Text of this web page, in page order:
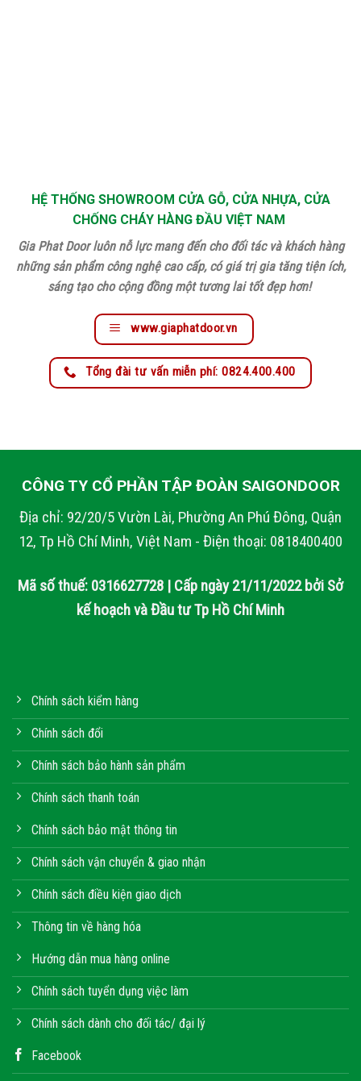
HỆ THỐNG SHOWROOM CỬA GỖ, CỬA NHỰA, CỬA
CHỐNG CHÁY HÀNG ĐẦU VIỆT NAM
Gia Phat Door luôn nỗ lực mang đến cho đối tác và khách hàng
những sản phẩm công nghệ cao cấp, có giá trị gia tăng tiện ích,
sáng tạo cho cộng đồng một tương lai tốt đẹp hơn!
www.giaphatdoor.vn
Tổng đài tư vấn miễn phí: 0824.400.400
CÔNG TY CỔ PHẦN TẬP ĐOÀN SAIGONDOOR
Địa chỉ: 92/20/5 Vườn Lài, Phường An Phú Đông, Quận
12, Tp Hồ Chí Minh, Việt Nam - Điện thoại: 0818400400
Mã số thuế: 0316627728 | Cấp ngày 21/11/2022 bởi Sở
kế hoạch và Đầu tư Tp Hồ Chí Minh
Chính sách kiểm hàng
Chính sách đổi
Chính sách bảo hành sản phẩm
Chính sách thanh toán
Chính sách bảo mật thông tin
Chính sách vận chuyển & giao nhận
Chính sách điều kiện giao dịch
Thông tin về hàng hóa
Hướng dẫn mua hàng online
Chính sách tuyển dụng việc làm
Chính sách dành cho đối tác/ đại lý
Facebook